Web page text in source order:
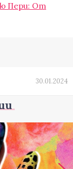
Пери: От
30.01.2024